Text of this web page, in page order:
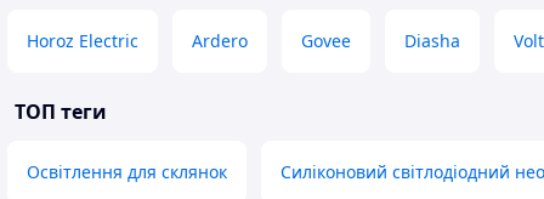
Horoz Electric Ardero Govee Diasha
ТОП теги
Освітлення для склянок Силіконовий світлодіодний